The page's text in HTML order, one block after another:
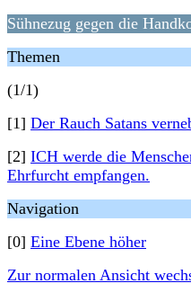
Sühnezug gegen die
Themen
(1/1)
[1] Der Rauch Satans
[2] ICH werde die
Ehrfurcht empfangen.
Navigation
[0] Eine Ebene höher
Zur normalen Ansicht